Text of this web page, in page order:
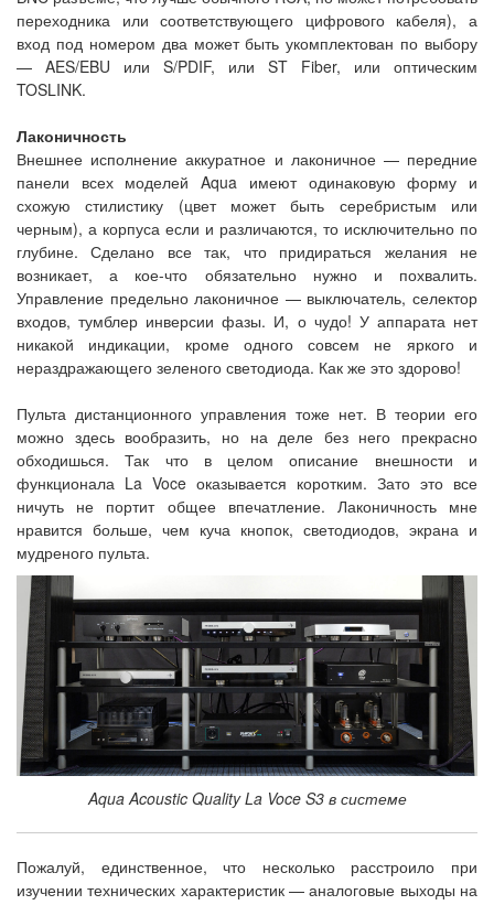
переходника или соответствующего цифрового кабеля), а
вход под номером два может быть укомплектован по выбору
— AES/EBU или S/PDIF, или ST Fiber, или оптическим
TOSLINK.
Лаконичность
Внешнее исполнение аккуратное и лаконичное — передние
панели всех моделей Aqua имеют одинаковую форму и
схожую стилистику (цвет может быть серебристым или
черным), а корпуса если и различаются, то исключительно по
глубине. Сделано все так, что придираться желания не
возникает, а кое-что обязательно нужно и похвалить.
Управление предельно лаконичное — выключатель, селектор
входов, тумблер инверсии фазы. И, о чудо! У аппарата нет
никакой индикации, кроме одного совсем не яркого и
нераздражающего зеленого светодиода. Как же это здорово!
Пульта дистанционного управления тоже нет. В теории его
можно здесь вообразить, но на деле без него прекрасно
обходишься. Так что в целом описание внешности и
функционала La Voce оказывается коротким. Зато это все
ничуть не портит общее впечатление. Лаконичность мне
нравится больше, чем куча кнопок, светодиодов, экрана и
мудреного пульта.
Aqua Acoustic Quality La Voce S3 в системе
Пожалуй, единственное, что несколько расстроило при
изучении технических характеристик — аналоговые выходы на